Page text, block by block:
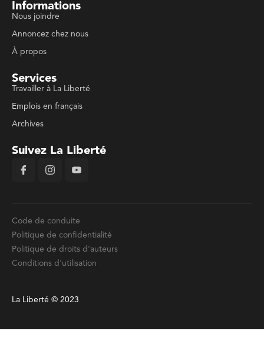
Informations
Nous joindre
Annoncez chez nous
À propos
Services
Travailler à La Liberté
Emplois en français
Archives
Suivez La Liberté
Code de conduite
Politique de confidentialité
Politique de droits d'auteurs
Conditions d'utilisation
La Liberté © 2023